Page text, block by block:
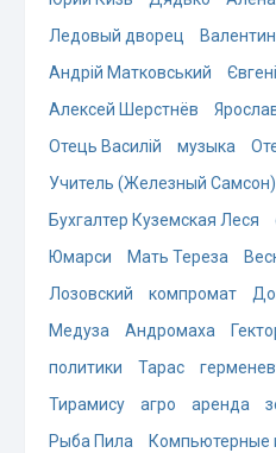
Ледовый дворец
Андрій Матковський
Алексей Шерстнёв
Отець Василій
музыка
Учитель (Железный Самсон)
Бухгалтер Куземская Леся
Юмарси
Мать Тереза
Лозовский
компромат
Медуза
Андромаха
политики
Тарас
Тирамису
агро аренда
Рыба Пила
Компьютерные